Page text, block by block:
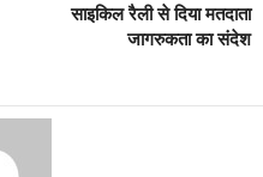
साइकिल रैली से दिया मतदाता
जागरुकता का संदेश